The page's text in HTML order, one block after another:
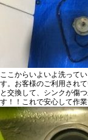
ここからいよいよ洗ってい
す。お客様のご利用され
と交換して、シンクが傷
す！！これで安心して作